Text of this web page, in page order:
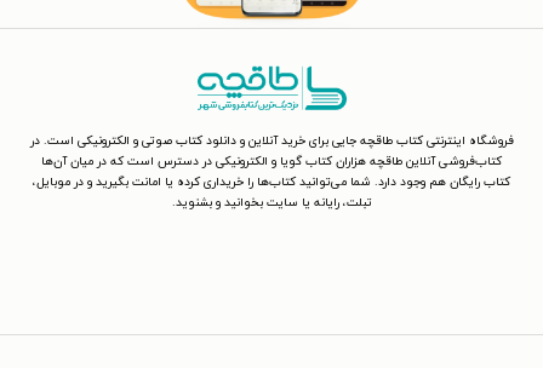
فروشگاه اینترنتی کتاب طاقچه جایی برای خرید آنلاین و دانلود کتاب صوتی و الکترونیکی است. در
کتاب‌فروشی آنلاین طاقچه هزاران کتاب گویا و الکترونیکی در دسترس است که در میان آن‌ها
کتاب رایگان هم وجود دارد. شما می‌توانید کتاب‌ها را خریداری کرده یا امانت بگیرید و در موبایل،
تبلت، رایانه یا سایت بخوانید و بشنوید.